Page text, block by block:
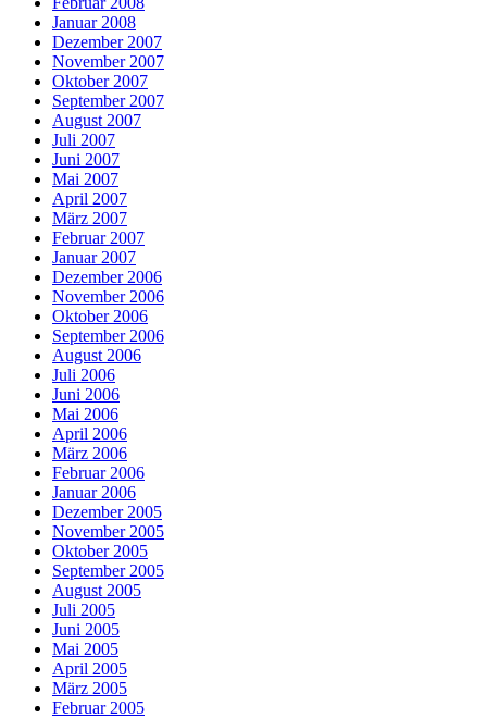
Januar 2008
Dezember 2007
November 2007
Oktober 2007
September 2007
August 2007
Juli 2007
Juni 2007
Mai 2007
April 2007
März 2007
Februar 2007
Januar 2007
Dezember 2006
November 2006
Oktober 2006
September 2006
August 2006
Juli 2006
Juni 2006
Mai 2006
April 2006
März 2006
Februar 2006
Januar 2006
Dezember 2005
November 2005
Oktober 2005
September 2005
August 2005
Juli 2005
Juni 2005
Mai 2005
April 2005
März 2005
Februar 2005